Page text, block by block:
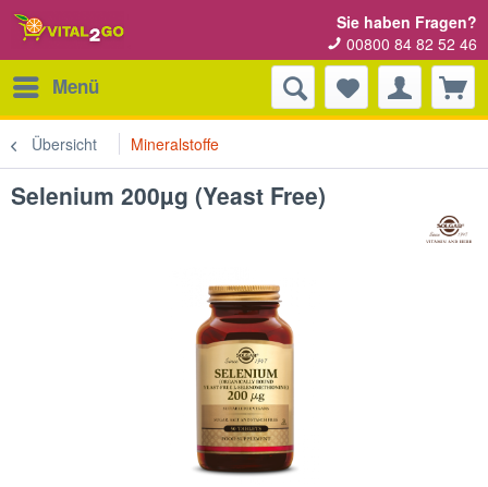
Sie haben Fragen?
00800 84 82 52 46
Menü
Übersicht Mineralstoffe
Selenium 200µg (Yeast Free)